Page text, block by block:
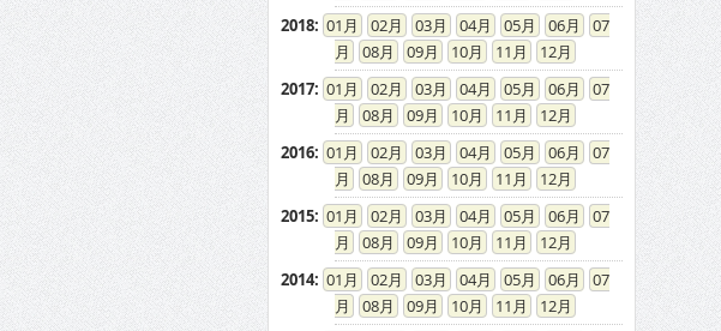
2018: 01 02 03 04 05 06
07
08
09 10 11
12
2017: 01 02 03 04 05 06
07
08
09 10 11
12
2016: 01 02 03 04 05 06
07
08
09 10 11
12
2015: 01 02 03 04 05 06
07
08
09 10 11
12
2014: 01 02 03 04 05 06
07
08
09 10 11
12